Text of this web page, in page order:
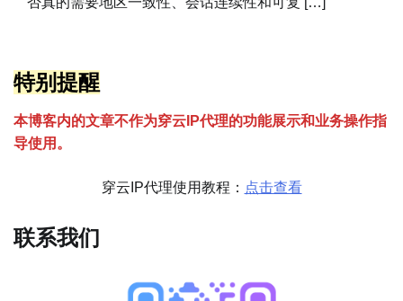
特别提醒
本博客内的文章不作为穿云 P代理的功能展示和业务操作指
导使用。
穿云IP代理使用教程： 点击查看
联系我们